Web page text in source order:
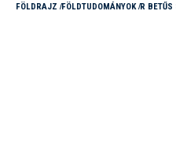
FÖLDRAJZ FÖLDTUDOMÁNYOK R BETŰS